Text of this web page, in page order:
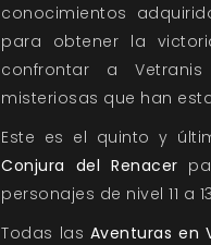
conocimientos
para obtener la
confrontar a
misteriosas que han
Este es el quinto y
Conjura del Renacer
personajes de nivel 11 a
Todas las Aventuras en